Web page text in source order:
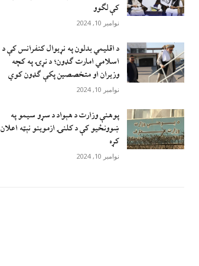
کې لګوو
نوامبر 10, 2024
د اقليمي بدلون په نړيوال کنفرانس کې د
اسلامي امارت ګډون؛ د نړۍ په کچه
وزيران او متخصصين پکې ګډون کوي
نوامبر 10, 2024
پوهنې وزارت د هېواد د سړو سيمو په
ښوونځيو کې د کلنۍ ازموينو نېټه اعلان
کړه
نوامبر 10, 2024